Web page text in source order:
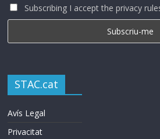
Subscribing I accept the privacy
STAC.cat
Avís Legal
Privacitat